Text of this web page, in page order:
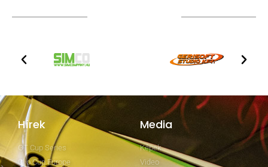
Hírek
GT Cup Series
Clio Cup Europe
Media
Képek
Video